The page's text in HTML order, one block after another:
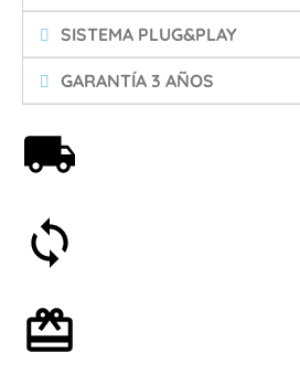
SISTEMA PLUG&PLAY
GARANTÍA 3 AÑOS